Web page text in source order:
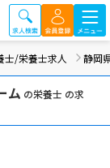
士/栄養士求人 静岡
ム の栄養士 の求